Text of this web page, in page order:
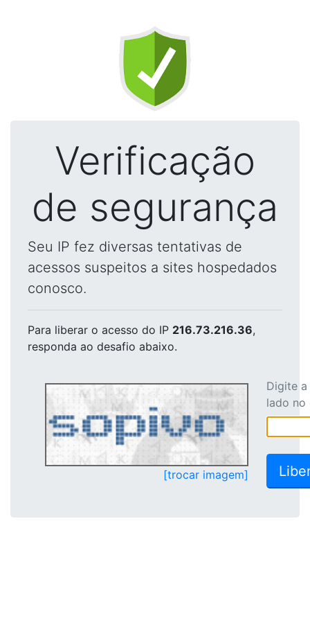
Verificação
de segurança
Seu IP fez diversas tentativas de
acessos suspeitos a sites hospedados
conosco.
Para liberar o acesso do IP 216.73.216.36,
responda ao desafio abaixo.
[trocar imagem]
Digite
lado no